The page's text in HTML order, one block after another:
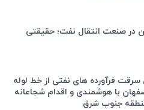
در صنعت انتقال نفت؛ حقیقتی
فرآورده های نفتی از خط لوله
اصفهان با هوشمندی و اقدام شجاعانه
جنوب شرق